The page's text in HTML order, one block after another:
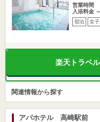
営業時間
入浴料金 ～
宿泊 女
楽天トラベ
関連情報から探す
アパホテル 高崎駅前